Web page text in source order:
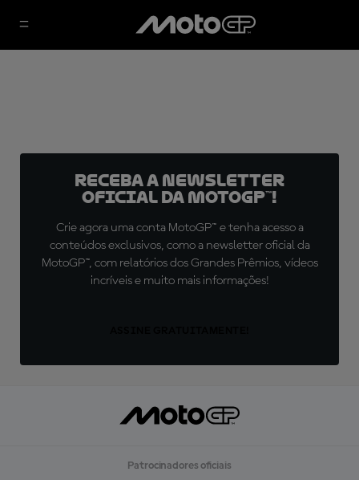
Receba a newsletter
oficial da MotoGP™!
Crie agora uma conta MotoGP™ e tenha acesso a
conteúdos exclusivos, como a newsletter oficial da
MotoGP™, com relatórios dos Grandes Prêmios, vídeos
incríveis e muito mais informações!
Patrocinadores oficiais